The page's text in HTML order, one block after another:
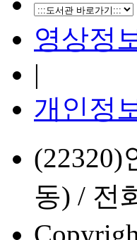
영상정
|
개인정
(22320)
동) / 전